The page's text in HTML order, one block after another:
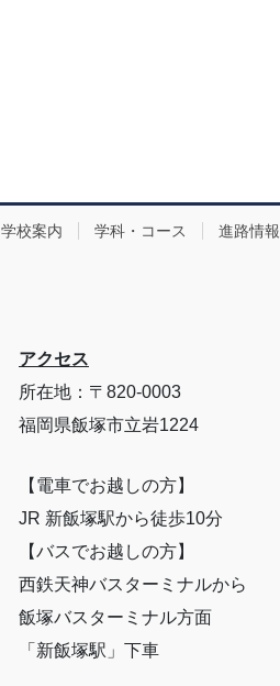
学校案内 学科・コース 進路情報
アクセス
所在地：〒820-0003
福岡県飯塚市立岩1224
【電車でお越しの方】
JR 新飯塚駅から徒歩10分
【バスでお越しの方】
西鉄天神バスターミナルから
飯塚バスターミナル方面
「新飯塚駅」下車